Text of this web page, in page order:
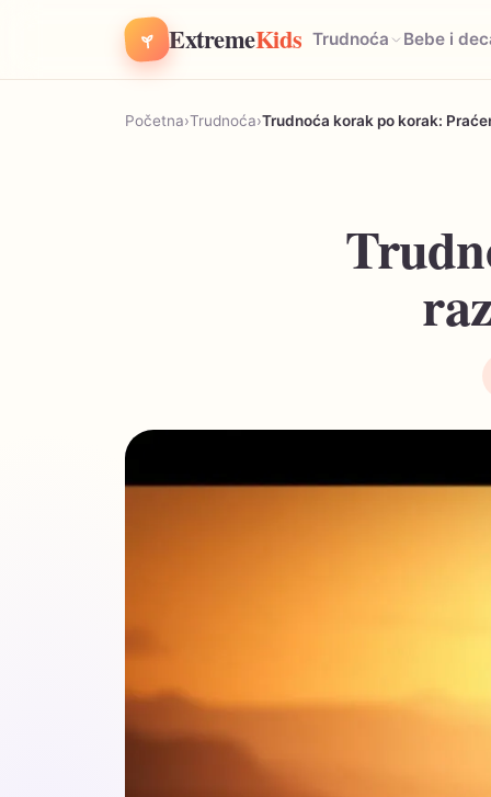
ExtremeKids Trudnoća Bebe i
Početna›Trudnoća›Trudnoća korak po korak: